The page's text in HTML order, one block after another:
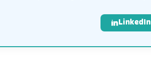
LinkedIn